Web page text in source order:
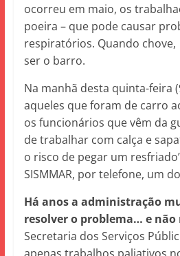
ocorreu em maio, os
poeira – que pode causar
respiratórios. Quando
ser o barro.
Na manhã desta quinta-feira
aqueles que foram de carro
os funcionários que vêm da
de trabalhar com calça e
o risco de pegar um
SISMMAR, por telefone, um
Há anos a administração
resolver o problema… e não
Secretaria dos Serviços